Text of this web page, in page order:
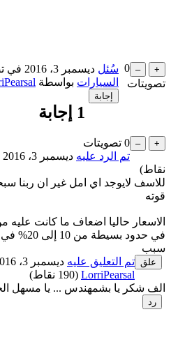
0
تصويتات
سُئل ديسمبر 3، 2016 في
السيارات بواسطة
1 إجابة
0 تصويتات
تم الرد عليه ديسمبر 3، 2016
نقاط)
للاسف لايوجد اي امل غير ان ربنا
قوته
الاسعار حاليا اضعاف ما كانت
في حدود
سبب
تم التعليق عليه ديسمبر 3، 2016
LorriPearsal
(
190 نقاط)
الف شكر يا بشمهندس ... يا مسهل